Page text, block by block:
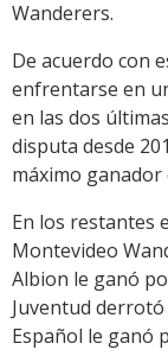
Wanderers.
De acuerdo con
enfrentarse en
en las dos
disputa desde
máximo ganador
En los restantes
Montevideo
Albion le ganó
Juventud
Español le ganó